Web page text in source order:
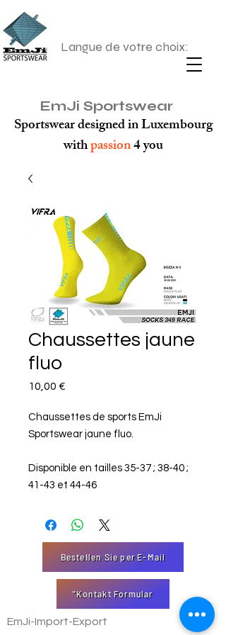
Langue de votre choix:
EmJi Sportswear
Sportswear designed in Luxembourg
withpassion4 you
Chaussettes jaune
fluo
10,00 €
Chaussettes de sports EmJi
Sportswear jaune fluo.
Disponible en tailles 35-37 ; 38-40 ;
41-43 et 44-46
Bestellen Sie per E-Mail
"Kontakt Formular
EmJi-Import-Export